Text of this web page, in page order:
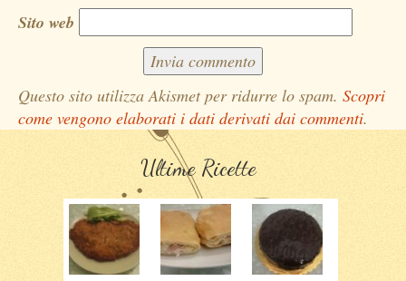
Sito web
Questo sito utilizza Akismet per ridurre lo spam. Scopri
come vengono elaborati i dati derivati dai commenti.
Ultime Ricette